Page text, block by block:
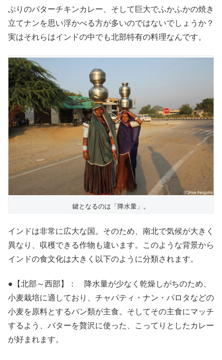
ぷりのバターチキンカレー、そして巨大でふかふかの焼き
立てナンを思い浮かべる方が多いのではないでしょうか？
実はそれらはインドの中でも北部特有の料理なんです。
鍵となるのは「降水量」。
インドは非常に広大な国。そのため、南北で気候が大きく
異なり、収穫できる作物も違います。このような背景から
インドの食文化は大きく以下のように分類されます。
●【北部～西部】： 降水量が少なく乾燥しがちのため、
小麦栽培に適しており、チャパティ・ナン・パロタなどの
小麦を原料とするパン類が主食。そしてその主食にマッチ
するよう、バターを贅沢に使った、こってりとしたカレー
が好まれます。